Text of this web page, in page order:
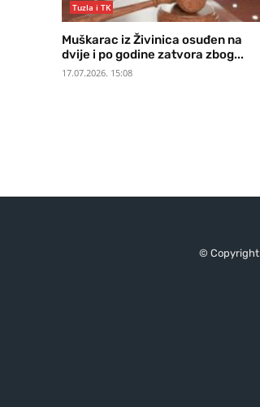
Tuzla i TK
Muškarac iz Živinica osuđen na
dvije i po godine zatvora zbog...
17.07.2026. 15:08
© Copyright